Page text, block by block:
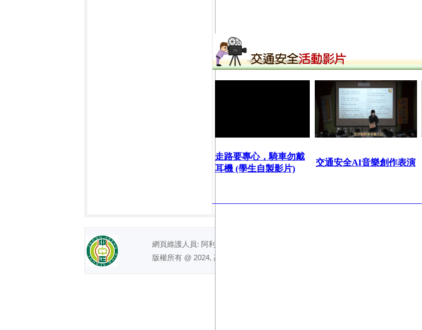
走路要專心，騎車勿戴
耳機 (學生自製影片)
交通安全AI音樂創作表演
網頁維護人員: 阿利｜ 電話 : (07)7491992
版權所有 @ 2024, 高雄市立中正高級中學. All right reserved.